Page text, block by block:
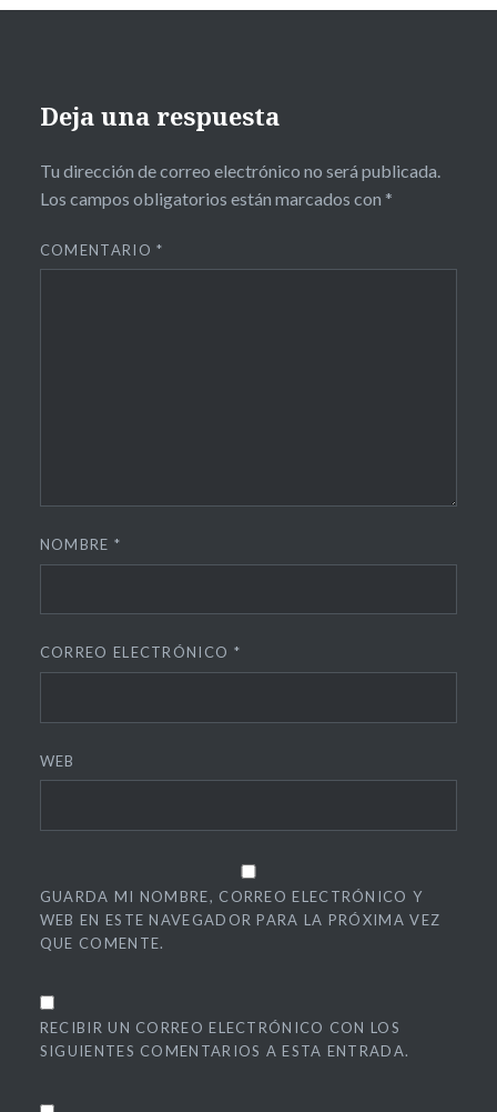
Deja una respuesta
Tu dirección de correo electrónico no será publicada.
Los campos obligatorios están marcados con *
COMENTARIO*
NOMBRE *
CORREO ELECTRÓNICO *
WEB
GUARDA MI NOMBRE, CORREO ELECTRÓNICO Y
WEB EN ESTE NAVEGADOR PARA LA PRÓXIMA VEZ
QUE COMENTE.
RECIBIR UN CORREO ELECTRÓNICO CON LOS
SIGUIENTES COMENTARIOS A ESTA ENTRADA.